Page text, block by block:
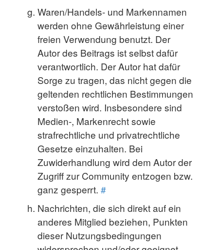
Waren/Handels- und Markennamen
werden ohne Gewährleistung einer
freien Verwendung benutzt. Der
Autor des Beitrags ist selbst dafür
verantwortlich. Der Autor hat dafür
Sorge zu tragen, das nicht gegen die
geltenden rechtlichen Bestimmungen
verstoßen wird. Insbesondere sind
Medien-, Markenrecht sowie
strafrechtliche und privatrechtliche
Gesetze einzuhalten. Bei
Zuwiderhandlung wird dem Autor der
Zugriff zur Community entzogen bzw.
ganz gesperrt. #
Nachrichten, die sich direkt auf ein
anderes Mitglied beziehen, Punkten
dieser Nutzungsbedingungen